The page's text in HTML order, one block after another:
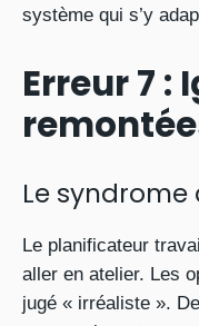
système qui s’y
Erreur 7 :
Le syndrome
Le planificateur
aller en atelier. Les
jugé « irréaliste ».